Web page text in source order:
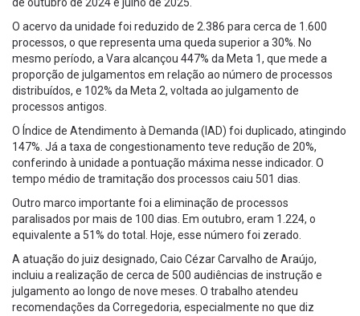
O acervo da unidade foi reduzido de 2.386 para cerca de 1.600
processos, o que representa uma queda superior a 30%. No
mesmo período, a Vara alcançou 447% da Meta 1, que mede a
proporção de julgamentos em relação ao número de processos
distribuídos, e 102% da Meta 2, voltada ao julgamento de
processos antigos.
O Índice de Atendimento à Demanda (IAD) foi duplicado, atingindo
147%. Já a taxa de congestionamento teve redução de 20%,
conferindo à unidade a pontuação máxima nesse indicador. O
tempo médio de tramitação dos processos caiu 501 dias.
Outro marco importante foi a eliminação de processos
paralisados por mais de 100 dias. Em outubro, eram 1.224, o
equivalente a 51% do total. Hoje, esse número foi zerado.
A atuação do juiz designado, Caio Cézar Carvalho de Araújo,
incluiu a realização de cerca de 500 audiências de instrução e
julgamento ao longo de nove meses. O trabalho atendeu
recomendações da Corregedoria, especialmente no que diz